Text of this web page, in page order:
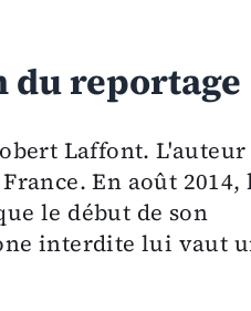
du reportage
Laffont. L'auteur
En août 2014,
le début de son
interdite lui vaut